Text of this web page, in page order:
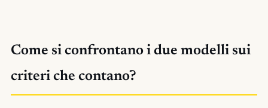
Come si confrontano i due modelli sui
criteri che contano?